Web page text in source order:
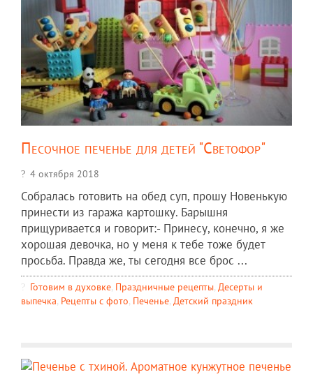
Песочное печенье для детей "Светофор"
4 октября 2018
Собралась готовить на обед суп, прошу Новенькую
принести из гаража картошку. Барышня
прищуривается и говорит:- Принесу, конечно, я же
хорошая девочка, но у меня к тебе тоже будет
просьба. Правда же, ты сегодня все брос ...
Готовим в духовке, Праздничные рецепты, Десерты и
выпечка, Рецепты c фото, Печенье, Детский праздник